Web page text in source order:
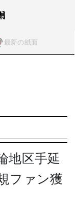
最新の紙面
地区手延
ファン獲